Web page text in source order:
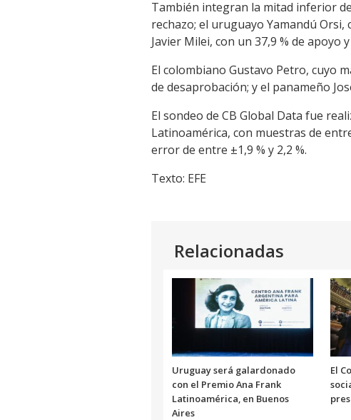
También integran la mitad inferior
rechazo; el uruguayo Yamandú
Javier Milei, con un 37,9 % de apoyo
El colombiano Gustavo Petro, cuyo
de desaprobación; y el panameño
El sondeo de CB Global Data fue
Latinoamérica, con muestras de
error de entre ±1,9 % y 2,2 %.
Texto: EFE
Relacionadas
Uruguay será galardonado
con el Premio Ana Frank
Latinoamérica, en Buenos
Aires
El